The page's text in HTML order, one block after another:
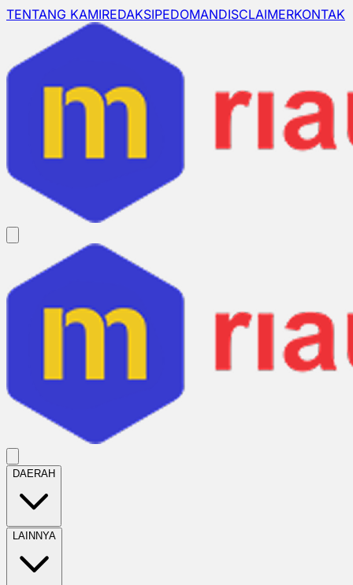
TENTANG KAMIREDAKSIPEDOMANDISCLAIMERKONTAK
DAERAH
LAINNYA